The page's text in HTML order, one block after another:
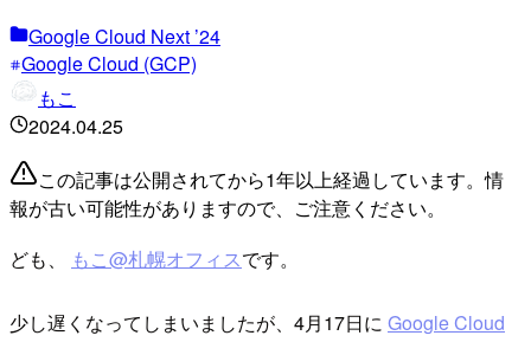
Google Cloud Next ’24
Google Cloud (GCP)
もこ
2024.04.25
この記事は公開されてから1年以上経過しています。情
報が古い可能性がありますので、ご注意ください。
ども、
もこ@札幌オフィスです。
少し遅くなってしまいましたが、4月17日に Google Cloud